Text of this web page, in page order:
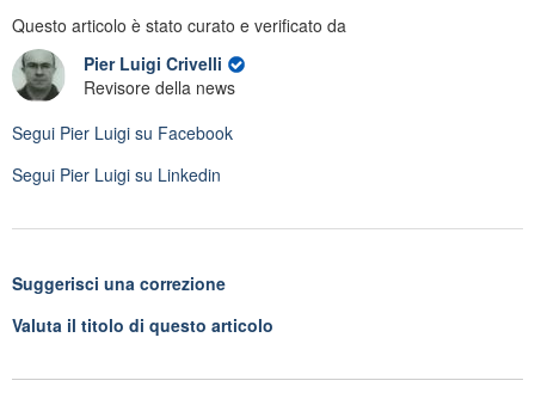
Questo articolo è stato curato e verificato da
Pier Luigi Crivelli
Revisore della news
Segui Pier Luigi su Facebook
Segui Pier Luigi su Linkedin
Suggerisci una correzione
Valuta il titolo di questo articolo